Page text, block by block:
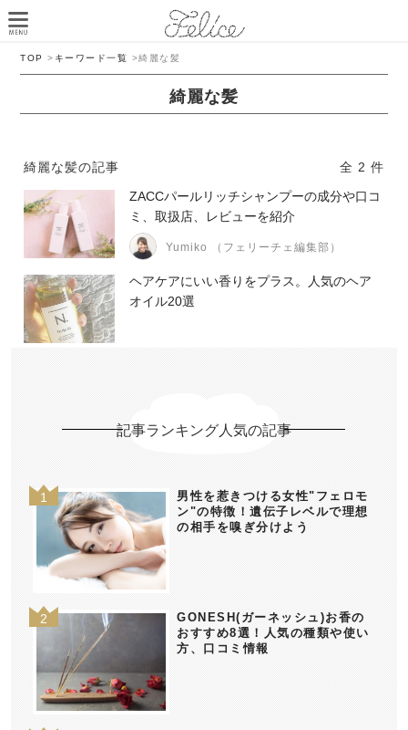
TOP > キーワード一覧 >綺麗な髪
綺麗な髪
綺麗な髪の記事
全 2 件
ZACCパールリッチシャンプーの成分や口コ
ミ、取扱店、レビューを紹介
Yumiko （フェリーチェ編集部）
ヘアケアにいい香りをプラス。人気のヘア
オイル20選
記事ランキング人気の記事
男性を惹きつける女性"フェロモ
ン"の特徴！遺伝子レベルで理想
の相手を嗅ぎ分けよう
GONESH(ガーネッシュ)お香の
おすすめ8選！人気の種類や使い
方、口コミ情報